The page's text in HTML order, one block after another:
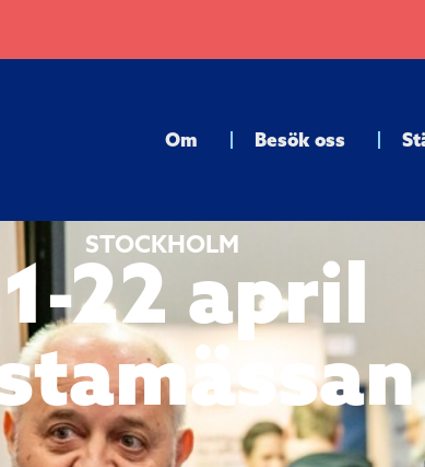
Om Besök oss
STOCKHOLM
22 april